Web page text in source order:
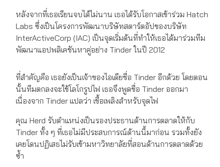
หลังจากที่เธอเรียนจบได้ไม่นาน เธอได้รับโอกาสเข้าร่วม Hatch
Labs ซึ่งเป็นโครงการพัฒนาบริษัทสตาร์ตอัปของบริษัท
InterActiveCorp (IAC) เป็นจุดเริ่มต้นที่ทำให้เธอได้มาร่วมทีม
พัฒนาแอปพลิเคชันหาคู่อย่าง Tinder ในปี 2012
ที่สำคัญคือ เธอยังเป็นเจ้าของไอเดียชื่อ Tinder อีกด้วย โดยตอน
นั้นทีมตกลงจะใช้โลโกรูปไฟ เธอจึงพูดชื่อ Tinder ออกมา
เนื่องจาก Tinder แปลว่า เชื้อเพลิงสำหรับจุดไฟ
คุณ Herd รับตำแหน่งเป็นรองประธานด้านการตลาดให้กับ
Tinder ทั้ง ๆ ที่เธอไม่มีประสบการณ์ด้านนี้มาก่อน รวมทั้งยัง
เคยโดนปฏิเสธไม่รับเข้ามหาวิทยาลัยที่สอนด้านการตลาดด้วย
ซ้ำ